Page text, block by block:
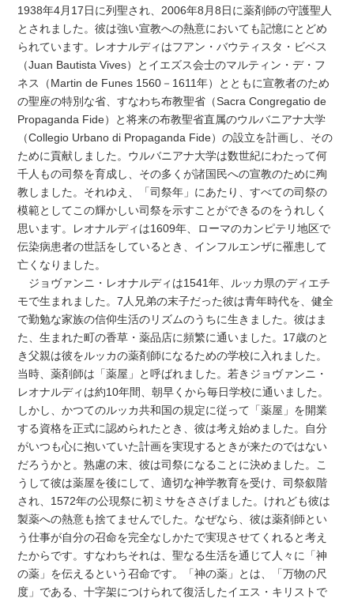
1938年4月17日に列聖され、2006年8月8日に薬剤師の守護聖人
とされました。彼は強い宣教への熱意においても記憶にとどめ
られています。レオナルディはフアン・バウティスタ・ビベス
（Juan Bautista Vives）とイエズス会士のマルティン・デ・フ
ネス（Martin de Funes 1560－1611年）とともに宣教者のため
の聖座の特別な省、すなわち布教聖省（Sacra Congregatio de
Propaganda Fide）と将来の布教聖省直属のウルバニアナ大学
（Collegio Urbano di Propaganda Fide）の設立を計画し、その
ために貢献しました。ウルバニアナ大学は数世紀にわたって何
千人もの司祭を育成し、その多くが諸国民への宣教のために殉
教しました。それゆえ、「司祭年」にあたり、すべての司祭の
模範としてこの輝かしい司祭を示すことができるのをうれしく
思います。レオナルディは1609年、ローマのカンピテリ地区で
伝染病患者の世話をしているとき、インフルエンザに罹患して
亡くなりました。
ジョヴァンニ・レオナルディは1541年、ルッカ県のディエチ
モで生まれました。7人兄弟の末子だった彼は青年時代を、健全
で勤勉な家族の信仰生活のリズムのうちに生きました。彼はま
た、生まれた町の香草・薬品店に頻繁に通いました。17歳のと
き父親は彼をルッカの薬剤師になるための学校に入れました。
当時、薬剤師は「薬屋」と呼ばれました。若きジョヴァンニ・
レオナルディは約10年間、朝早くから毎日学校に通いました。
しかし、かつてのルッカ共和国の規定に従って「薬屋」を開業
する資格を正式に認められたとき、彼は考え始めました。自分
がいつも心に抱いていた計画を実現するときが来たのではない
だろうかと。熟慮の末、彼は司祭になることに決めました。こ
うして彼は薬屋を後にして、適切な神学教育を受け、司祭叙階
され、1572年の公現祭に初ミサをささげました。けれども彼は
製薬への熱意も捨てませんでした。なぜなら、彼は薬剤師とい
う仕事が自分の召命を完全なしかたで実現させてくれると考え
たからです。すなわちそれは、聖なる生活を通じて人々に「神
の薬」を伝えるという召命です。「神の薬」とは、「万物の尺
度」である、十字架につけられて復活したイエス・キリストで